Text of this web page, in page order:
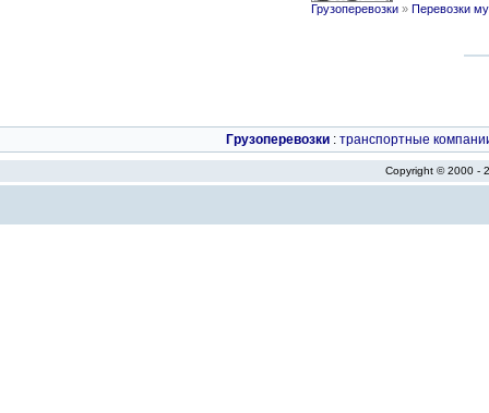
Грузоперевозки » Перевозки
Грузоперевозки : транспортные
Copyright © 2000 -